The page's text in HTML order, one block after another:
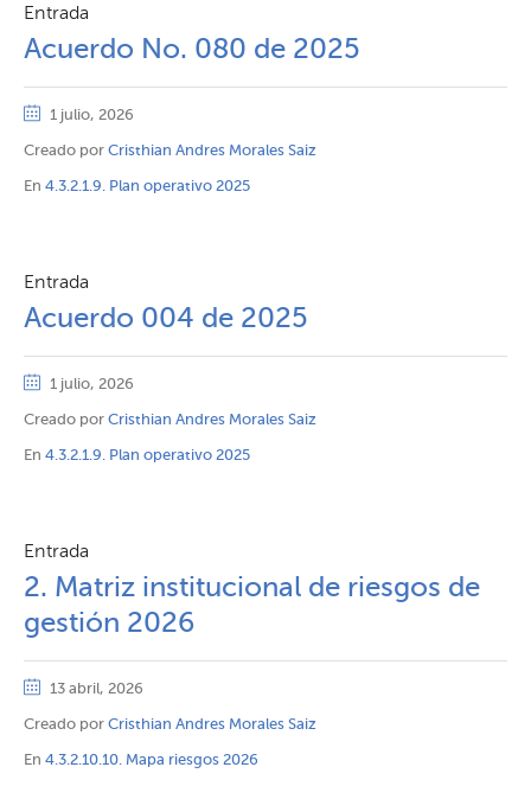
Entrada
Acuerdo No. 080 de 2025
1 julio, 2026
Creado por Cristhian Andres Morales Saiz
En 4.3.2.1.9. Plan operativo 2025
Entrada
Acuerdo 004 de 2025
1 julio, 2026
Creado por Cristhian Andres Morales Saiz
En 4.3.2.1.9. Plan operativo 2025
Entrada
2. Matriz institucional de riesgos de
gestión 2026
13 abril, 2026
Creado por Cristhian Andres Morales Saiz
En 4.3.2.10.10. Mapa riesgos 2026